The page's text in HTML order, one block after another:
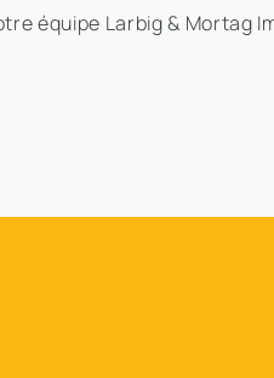
équipe Larbig & Mortag